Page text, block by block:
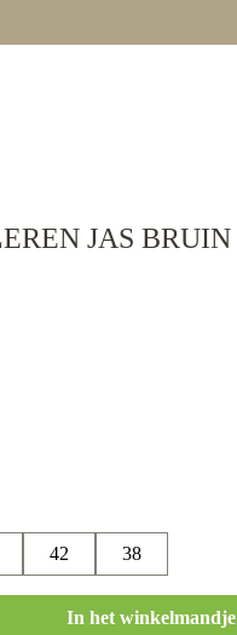
JAS BRUIN
42 38
In het winkelmandje